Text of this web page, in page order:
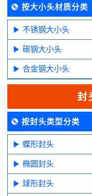
按大小头材质分类
不锈钢大小头
碳钢大小头
合金钢大小头
封
按封头类型分类
蝶形封头
椭圆封头
球形封头